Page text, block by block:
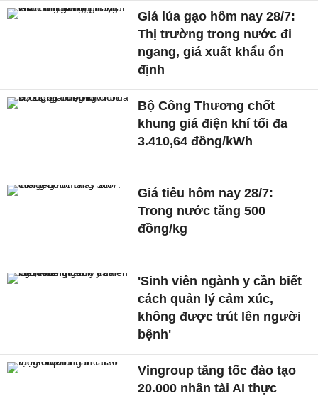
Giá lúa gạo hôm nay 28/7:
Thị trường trong nước đi
ngang, giá xuất khẩu ổn
định
Bộ Công Thương chốt
khung giá điện khí tối đa
3.410,64 đồng/kWh
Giá tiêu hôm nay 28/7:
Trong nước tăng 500
đồng/kg
'Sinh viên ngành y cần biết
cách quản lý cảm xúc,
không được trút lên người
bệnh'
Vingroup tăng tốc đào tạo
20.000 nhân tài AI thực